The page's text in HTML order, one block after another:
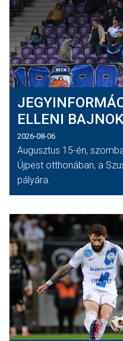
ELLENI
2026-08-06
Augusztus 15-én,
Újpest otthonában, a
pályára.